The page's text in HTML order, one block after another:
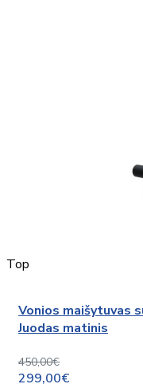
Top
Vonios maišytuvas
Juodas matinis
450,00€
299,00€